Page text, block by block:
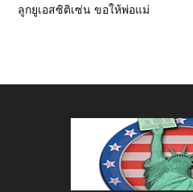
ลูกยูเอสซิติเซ่น ขอให้พ่อแม่